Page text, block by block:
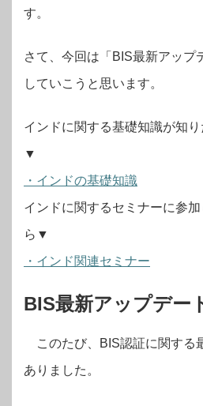
す。
さて、今回は「BIS最新アップ
していこうと思います。
インドに関する基礎知識が知
▼
・インドの基礎知識
インドに関するセミナーに参
ら▼
・インド関連セミナー
BIS最新アップデー
このたび、BIS認証に関する
ありました。